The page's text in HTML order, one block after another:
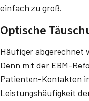
einfach zu groß.
Optische
Häufiger abgerechnet
Denn mit der EBM-
Patienten-Kontakten
Leistungshäufigkeit